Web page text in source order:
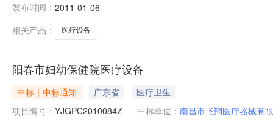
应商名称：南昌市飞翔医疗器械有限公司中标金额：人
整（￥48
发布时间： 2011-01-06
相关产品：
医疗设备
阳春市妇幼保健院医疗设备
中标｜中标通知 广东省
医疗卫生
项目编号： YJGPC2010084Z 中标单位： 南昌市飞翔医疗器械有